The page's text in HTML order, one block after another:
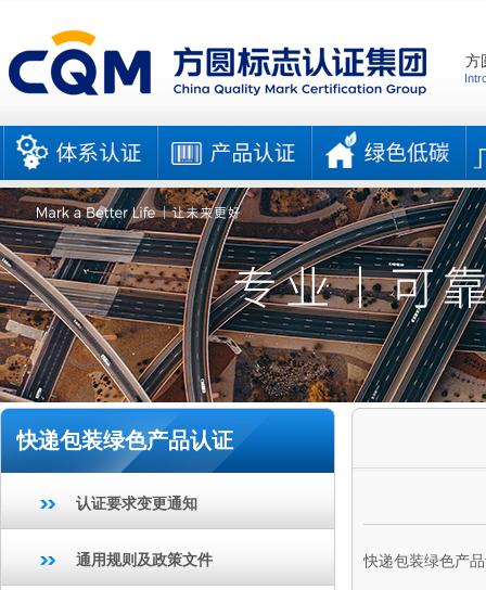
方
快递包装绿色产品认证
认证要求变更通知
通用规则及政策文件 快递包装绿色产